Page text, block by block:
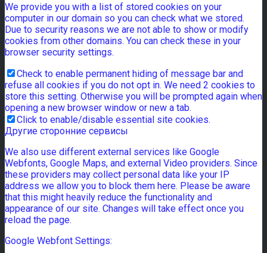
We provide you with a list of stored cookies on your
computer in our domain so you can check what we stored.
Due to security reasons we are not able to show or modify
cookies from other domains. You can check these in your
browser security settings.
Check to enable permanent hiding of message bar and
refuse all cookies if you do not opt in. We need 2 cookies to
store this setting. Otherwise you will be prompted again when
opening a new browser window or new a tab.
Click to enable/disable essential site cookies.
Другие сторонние сервисы
We also use different external services like Google
Webfonts, Google Maps, and external Video providers. Since
these providers may collect personal data like your IP
address we allow you to block them here. Please be aware
that this might heavily reduce the functionality and
appearance of our site. Changes will take effect once you
reload the page.
Google Webfont Settings: